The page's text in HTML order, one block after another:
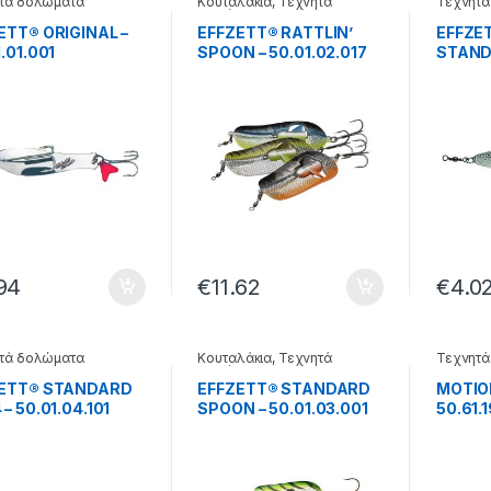
ORIGINAL –
δολώματα
EFFZETT® RATTLIN’
SPOON – 50.01.02.017
€11.62 €
δολώματα
STANDARD
50.01.04.101
Κουταλάκια, Τεχνητά
δολώματα
EFFZETT® STANDARD
SPOON – 50.01.03.001